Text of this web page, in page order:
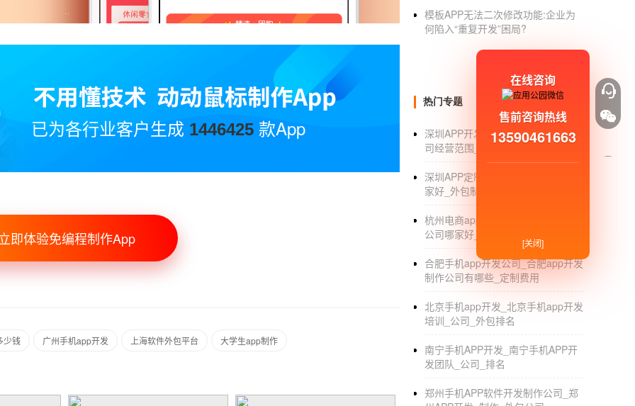
2.商城佩奇
小程序商城 实际上相当于一个简单的商城应用
也将延长开发周期。相关成本会上升。同样，
开发在线商城系统和企业都需要有服务器。
需要租用服务器。现在企业可以选择云服务
服务器
4.商城域名
这个价格一般在50-200年，这个每年都在付费
一般企业开通小程序商城系统，需要聊天功
官方，如果需要其他认证，一般要求费用。
以上是商业专家整理的关于小程序商城体系
钮，或拨打400-821-3016！
已为各行业客户生成 1446425 款App
即体验免编程制作App
少钱 广州手机app开发 上海软件外包平台 大学生app制作
模板APP无法二次修改功能:企业为
何陷入“重复开发”困局?
热门专题
深圳APP开发公司_深圳APP开发公
司经营范围_定制_外包
深圳APP定制_深圳APP定制公司哪
家好_外包制作_报价
杭州电商app开发_深圳电商app开发
公司哪家好_价格
合肥手机app开发公司_合肥app开发
制作公司有哪些_定制费用
北京手机app开发_北京手机app开发
培训_公司_外包排名
南宁手机APP开发_南宁手机APP开
发团队_公司_排名
郑州手机APP软件开发制作公司_郑
在线咨询
售前咨询热线
13590461663
[关闭]